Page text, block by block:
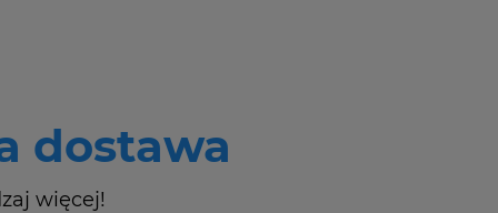
dostawa
więcej!